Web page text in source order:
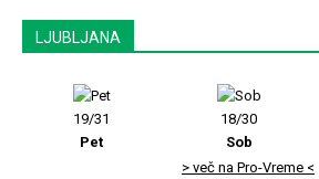
LJUBLJANA
19/31
Pet
18/30
Sob
> več na Pro-Vreme <